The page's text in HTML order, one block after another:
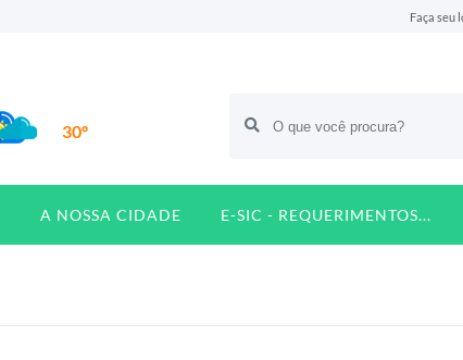
Faça seu
30º
A NOSSA CIDADE E-SIC - REQUERIMENTOS...